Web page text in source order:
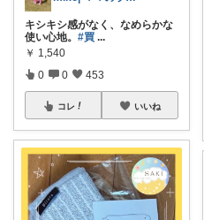
キシキシ感がなく、なめらかな
使い心地。 #買 ...
￥ 1,540
0 0 453
コレ いいね